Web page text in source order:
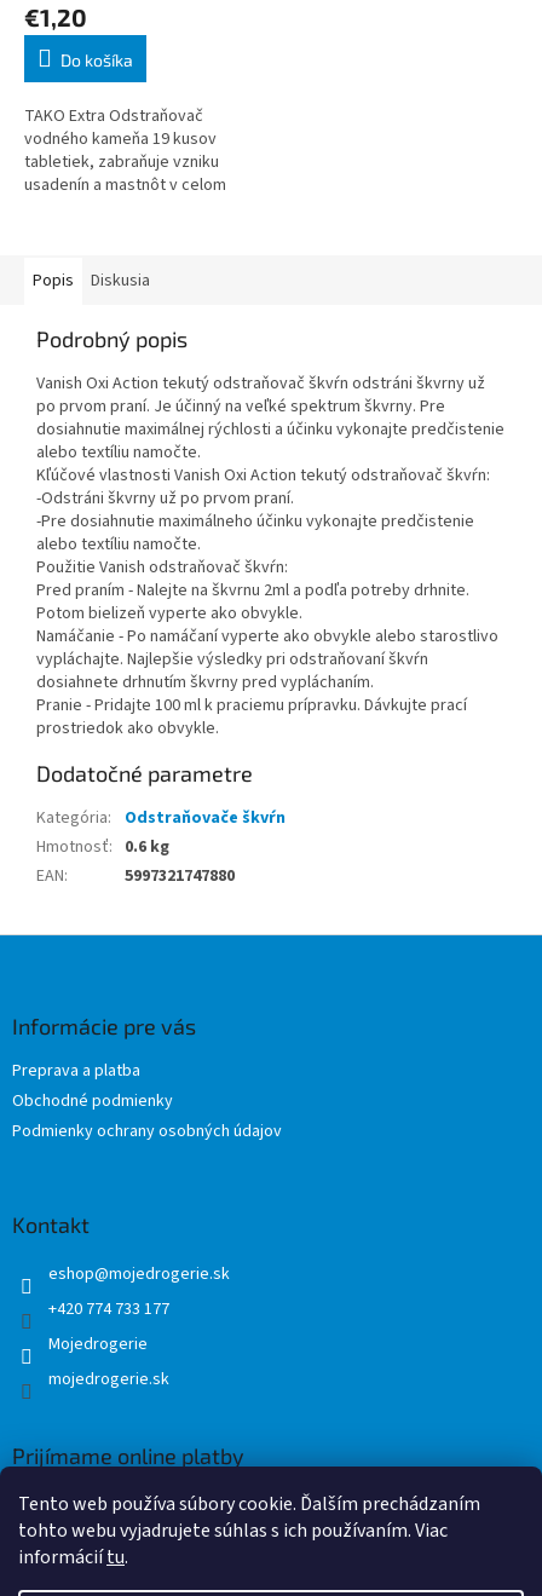
Tento web používa súbory cookie. Ďalším prechádzaním
tohto webu vyjadrujete súhlas s ich používaním. Viac
informáciítu.
€1,20
Do košíka
TAKO Extra Odstraňovač
vodného kameňa 19 kusov
tabletiek, zabraňuje vzniku
usadenín a mastnôt v celom
Popis
Diskusia
Podrobný popis
Vanish Oxi Action tekutý odstraňovač škvŕn odstráni škvrny už
po prvom praní. Je účinný na veľké spektrum škvrny. Pre
dosiahnutie maximálnej rýchlosti a účinku vykonajte predčistenie
alebo textíliu namočte.
Kľúčové vlastnosti Vanish Oxi Action tekutý odstraňovač škvŕn:
-Odstráni škvrny už po prvom praní.
-Pre dosiahnutie maximálneho účinku vykonajte predčistenie
alebo textíliu namočte.
Použitie Vanish odstraňovač škvŕn:
Pred praním - Nalejte na škvrnu 2ml a podľa potreby drhnite.
Potom bielizeň vyperte ako obvykle.
Namáčanie - Po namáčaní vyperte ako obvykle alebo starostlivo
vypláchajte. Najlepšie výsledky pri odstraňovaní škvŕn
dosiahnete drhnutím škvrny pred vypláchaním.
Pranie - Pridajte 100 ml k praciemu prípravku. Dávkujte prací
prostriedok ako obvykle.
Dodatočné parametre
Kategória:
Odstraňovače škvŕn
Hmotnosť: 0.6 kg
EAN: 5997321747880
Informácie pre vás
Preprava a platba
Obchodné podmienky
Podmienky ochrany osobných údajov
Kontakt
eshop@mojedrogerie.sk
+420 774 733 177
Mojedrogerie
mojedrogerie.sk
Prijímame online platby